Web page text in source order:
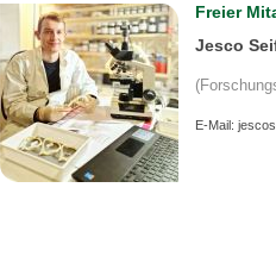
Freier
Jesco
E-Mail: